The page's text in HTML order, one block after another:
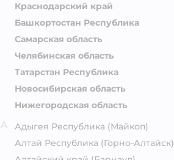
Краснодарский край
Башкортостан Республика
Самарская область
Челябинская область
Татарстан Республика
Новосибирская область
Нижегородская область
Адыгея Республика (Майкоп)
Алтай Республика (Горно-Алтайск)